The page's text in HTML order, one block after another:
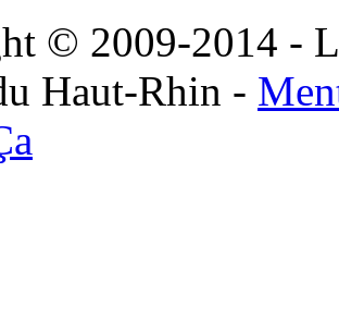
© 2009-2014 -
Haut-Rhin -